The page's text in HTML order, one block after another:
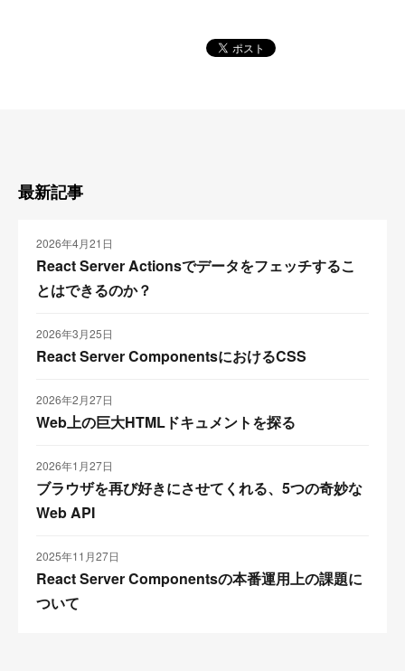
最新記事
2026年4月21日
React Server Actionsでデータをフェッチするこ
とはできるのか？
2026年3月25日
React Server ComponentsにおけるCSS
2026年2月27日
Web上の巨大HTMLドキュメントを探る
2026年1月27日
ブラウザを再び好きにさせてくれる、5つの奇妙な
Web API
2025年11月27日
React Server Componentsの本番運用上の課題に
ついて